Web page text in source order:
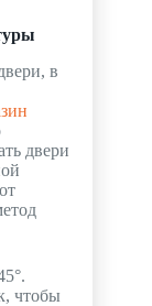
в
двери
чтобы